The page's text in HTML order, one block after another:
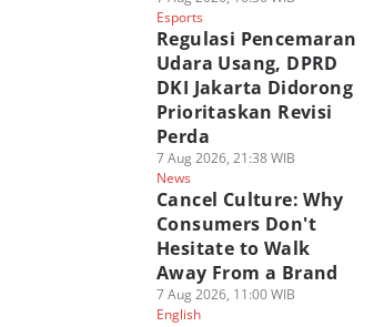
Esports
Regulasi Pencemaran
Udara Usang, DPRD
DKI Jakarta Didorong
Prioritaskan Revisi
Perda
7 Aug 2026, 21:38 WIB
News
Cancel Culture: Why
Consumers Don't
Hesitate to Walk
Away From a Brand
7 Aug 2026, 11:00 WIB
English